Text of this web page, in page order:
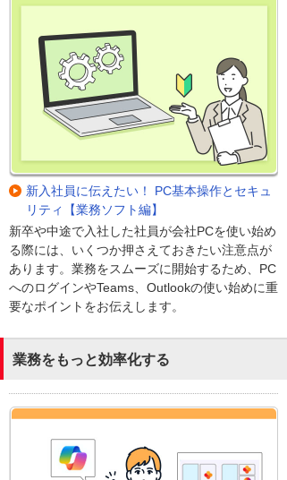
新入社員に伝えたい！ PC基本操作とセキュ
リティ【業務ソフト編】
新卒や中途で入社した社員が会社PCを使い始め
る際には、いくつか押さえておきたい注意点が
あります。業務をスムーズに開始するため、PC
へのログインやTeams、Outlookの使い始めに重
要なポイントをお伝えします。
業務をもっと効率化する